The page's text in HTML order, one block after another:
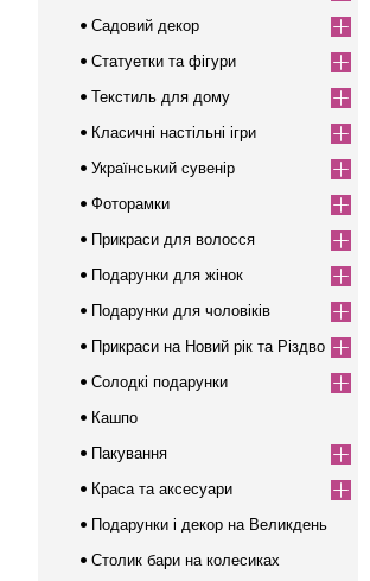
Садовий декор
Статуетки та фігури
Текстиль для дому
Класичні настільні ігри
Український сувенір
Фоторамки
Прикраси для волосся
Подарунки для жінок
Подарунки для чоловіків
Прикраси на Новий рік та Різдво
Солодкі подарунки
Кашпо
Пакування
Краса та аксесуари
Подарунки і декор на Великдень
Столик бари на колесиках